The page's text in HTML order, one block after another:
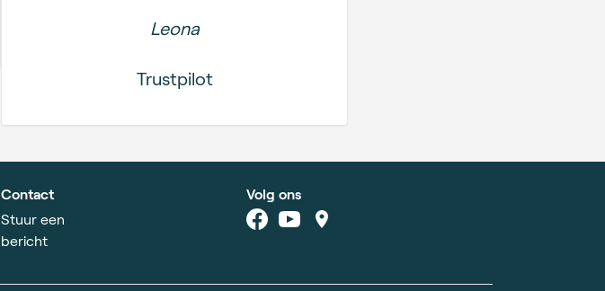
Leona
Trustpilot
Contact
Stuur een
bericht
Volg ons